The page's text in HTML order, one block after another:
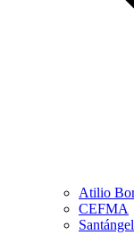
Atilio
CEFMA